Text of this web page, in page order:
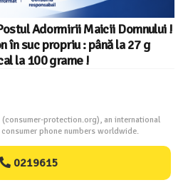
Adormirii Maicii Domnului !
în suc propriu : până la 27 g
la 100 grame !
(consumer-protection.org), an international
phone numbers worldwide.
0219615